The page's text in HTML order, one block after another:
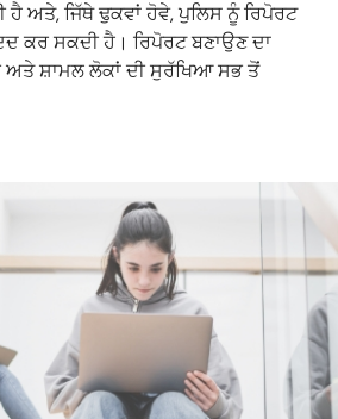
ਹੈ ਅਤੇ, ਜਿੱਥੇ ਢੁਕਵਾਂ ਹੋਵੇ, ਪੁਲਿਸ ਨੂੰ ਰਿਪੋਰਟ
ਕਰ ਸਕਦੀ ਹੈ। ਰਿਪੋਰਟ ਬਣਾਉਣ ਦਾ
ਅਤੇ ਸ਼ਾਮਲ ਲੋਕਾਂ ਦੀ ਸੁਰੱਖਿਆ ਸਭ ਤੋਂ